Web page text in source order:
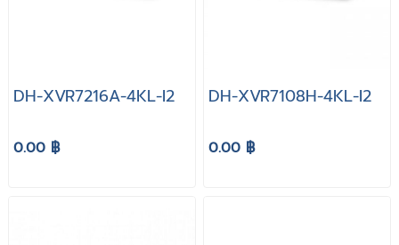
DH-XVR7216A-4KL-I2
0.00 ฿
DH-XVR7108H-4KL-I2
0.00 ฿